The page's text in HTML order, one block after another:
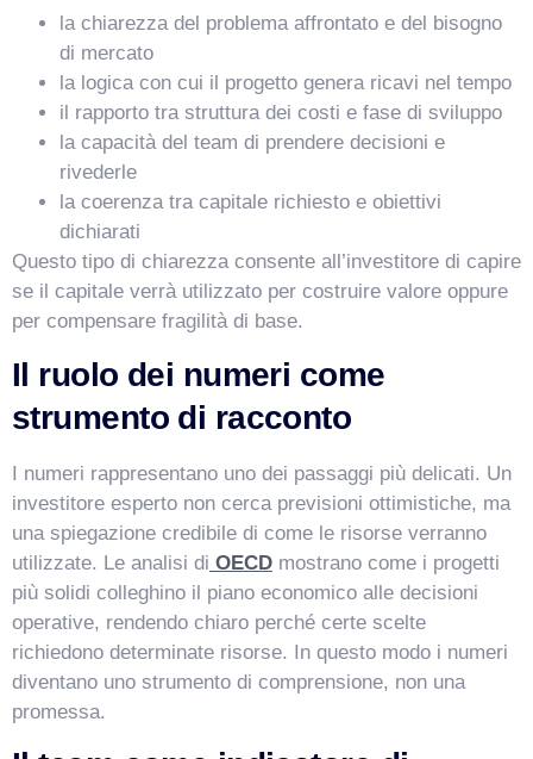
la chiarezza del problema affrontato e del bisogno
di mercato
la logica con cui il progetto genera ricavi nel tempo
il rapporto tra struttura dei costi e fase di sviluppo
la capacità del team di prendere decisioni e
rivederle
la coerenza tra capitale richiesto e obiettivi
dichiarati
Questo tipo di chiarezza consente all’investitore di capire
se il capitale verrà utilizzato per costruire valore oppure
per compensare fragilità di base.
Il ruolo dei numeri come
strumento di racconto
I numeri rappresentano uno dei passaggi più delicati. Un
investitore esperto non cerca previsioni ottimistiche, ma
una spiegazione credibile di come le risorse verranno
utilizzate. Le analisi di OECD mostrano come i progetti
più solidi colleghino il piano economico alle decisioni
operative, rendendo chiaro perché certe scelte
richiedono determinate risorse. In questo modo i numeri
diventano uno strumento di comprensione, non una
promessa.